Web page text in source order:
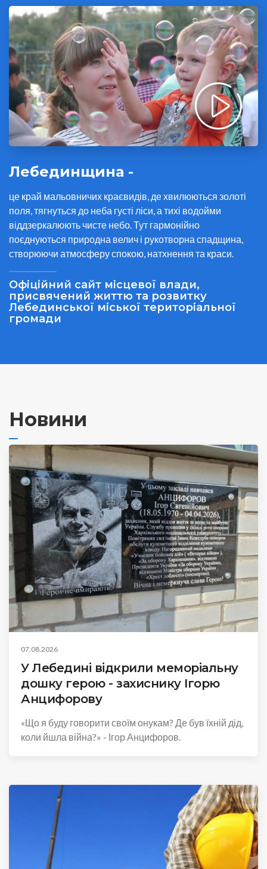
Лебединщина -
це край мальовничих краєвидів, де хвилюються золоті
поля, тягнуться до неба густі ліси, а тихі водойми
віддзеркалюють чисте небо. Тут гармонійно
поєднуються природна велич і рукотворна спадщина,
створюючи атмосферу спокою, натхнення та краси.
Офіційний сайт місцевої влади,
присвячений життю та розвитку
Лебединської міської територіальної
громади
Новини
07.08.2026
У Лебедині відкрили меморіальну
дошку герою - захиснику Ігорю
Анцифорову
«Що я буду говорити своїм онукам? Де був їхній дід,
коли йшла війна?» - Ігор Анцифоров.